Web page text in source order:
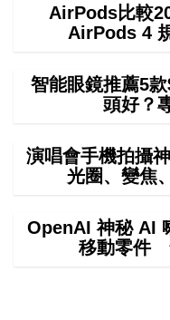
AirPods比較
AirPods 4
智能眼鏡推薦5
頭好？
演唱會手機拍攝
光圈、變焦
OpenAI 神秘 AI
移動零件